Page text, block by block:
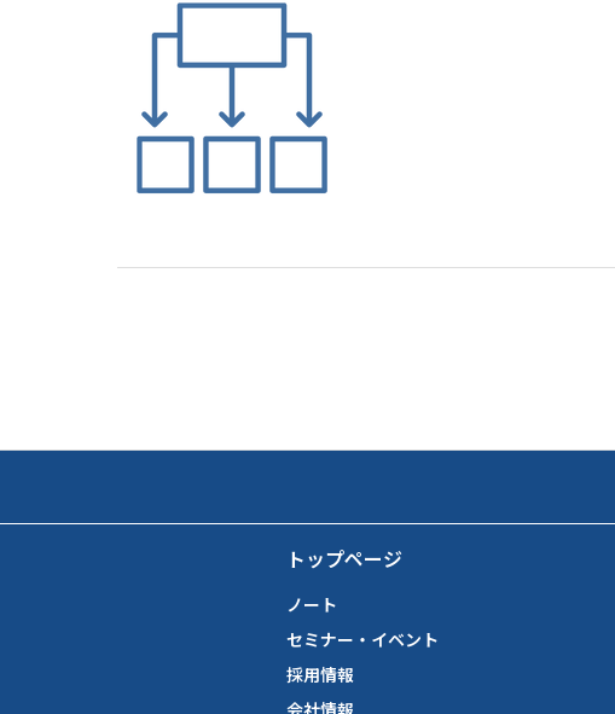
トップページ
ノート
セミナー・イベント
採用情報
会社情報